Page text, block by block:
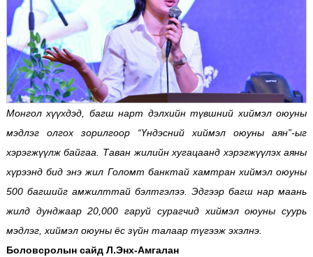
Монгол хүүхдэд, багш нарт дэлхийн түвшний хиймэл оюуны
мэдлэг олгох зорилгоор “Үндэсний хиймэл оюуны аян”-ыг
хэрэгжүүлж байгаа. Таван жилийн хугацаанд хэрэгжүүлэх аяны
хүрээнд бид энэ жил Голомт банктай хамтран хиймэл оюуны
500 багшийг амжилттай бэлтгэлээ. Эдгээр багш нар маань
жилд дунджаар 20,000 гаруй сурагчид хиймэл оюуны суурь
мэдлэг, хиймэл оюуны ёс зүйн талаар түгээж эхэлнэ.
Боловсролын сайд Л.Энх-Амгалан